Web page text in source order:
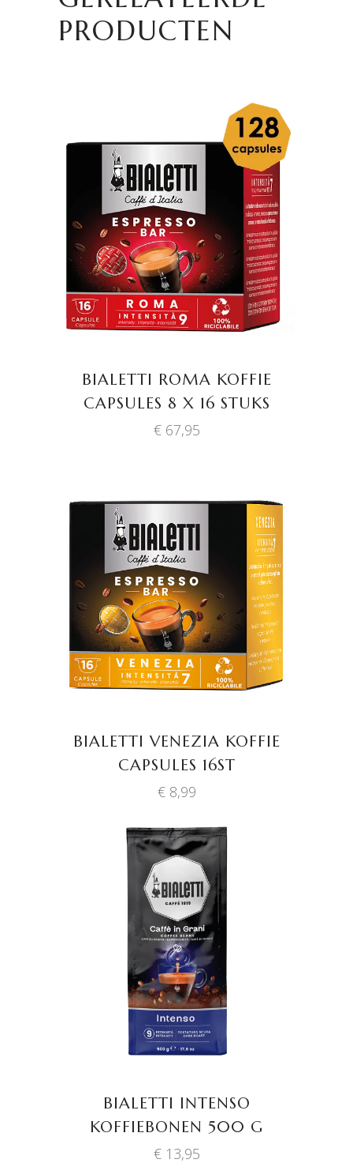
PRODUCTEN
TOEVOEGEN AAN
WINKELWAGEN
BIALETTI ROMA KOFFIE
CAPSULES 8 X 16 STUKS
€67,95
TOEVOEGEN AAN
WINKELWAGEN
BIALETTI VENEZIA KOFFIE
CAPSULES 16ST
€8,99
TOEVOEGEN AAN
WINKELWAGEN
BIALETTI INTENSO
KOFFIEBONEN 500 G
€13,95